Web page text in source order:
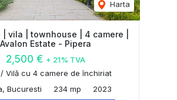
Harta
| vila | townhouse | 4 camere |
Avalon Estate - Pipera
2,500 € + 21% TVA
Vilă cu 4 camere de închiriat
Bucuresti
234 mp 2023